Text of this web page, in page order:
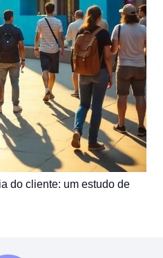
do cliente: um estudo de